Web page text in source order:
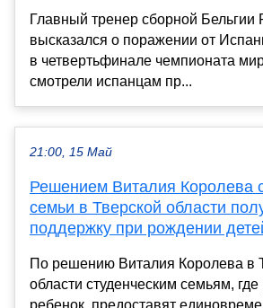
Главный тренер сборной Бельгии
высказался о поражении от
в четвертьфинале чемпионата
смотрели испанцам пр...
21:00, 15 Май
Решением Виталия Королева
семьи в Тверской области
поддержку при рождении
По решению Виталия Королева в
области студенческим семьям, где
ребенок, предоставят